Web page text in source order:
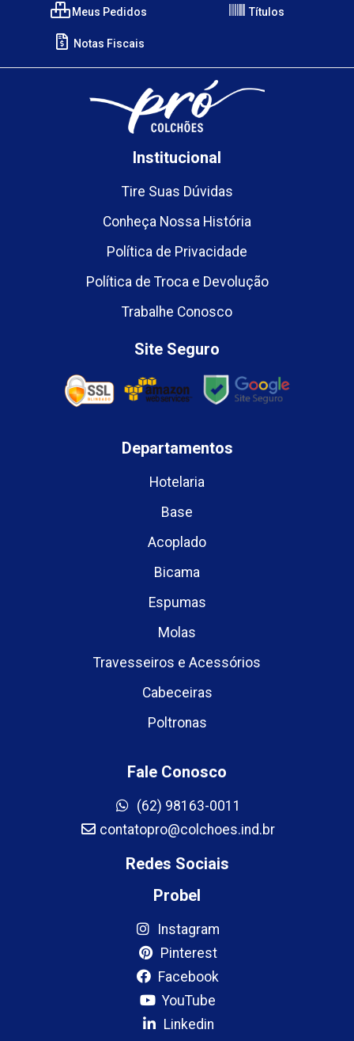
Meus Pedidos Títulos
Notas Fiscais
Institucional
Tire Suas Dúvidas
Conheça Nossa História
Política de Privacidade
Política de Troca e Devolução
Trabalhe Conosco
Site Seguro
Departamentos
Hotelaria
Base
Acoplado
Bicama
Espumas
Molas
Travesseiros e Acessórios
Cabeceiras
Poltronas
Fale Conosco
(62) 98163-0011
contatopro@colchoes.ind.br
Redes Sociais
Probel
Instagram
Pinterest
Facebook
YouTube
Linkedin